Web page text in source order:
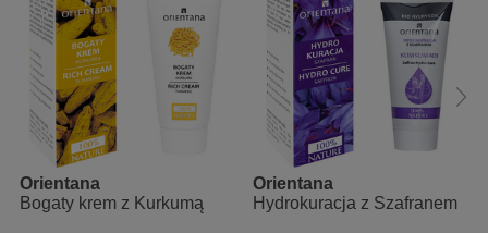
Aqua, Rosa Damascena Flower Water (woda różana), Glycerin,
Aloe Barbadensis Extract (aloes), Curcuma Longa Rhizome
Extract (kurkuma), Glycyrrhiza Glabra Root Extract (lukrecja),
Rubia Cordifolia Root Extract (marzanna indyjska), Cucumis
Sativus Extract (ekstrakt z ogórka), Bacopa Monnera Extract
(brahmi), Xanthan Gum (pochodzenia naturalnego), Sodium
Hydroxide, Benzyl Alcohol, Decyl Glucoside, Carbomer, Sodium
Benzoate, Potassium Sorbate
Orientana
Bogaty krem z Kurkumą
Orientana
Hydrokuracja z Szafranem